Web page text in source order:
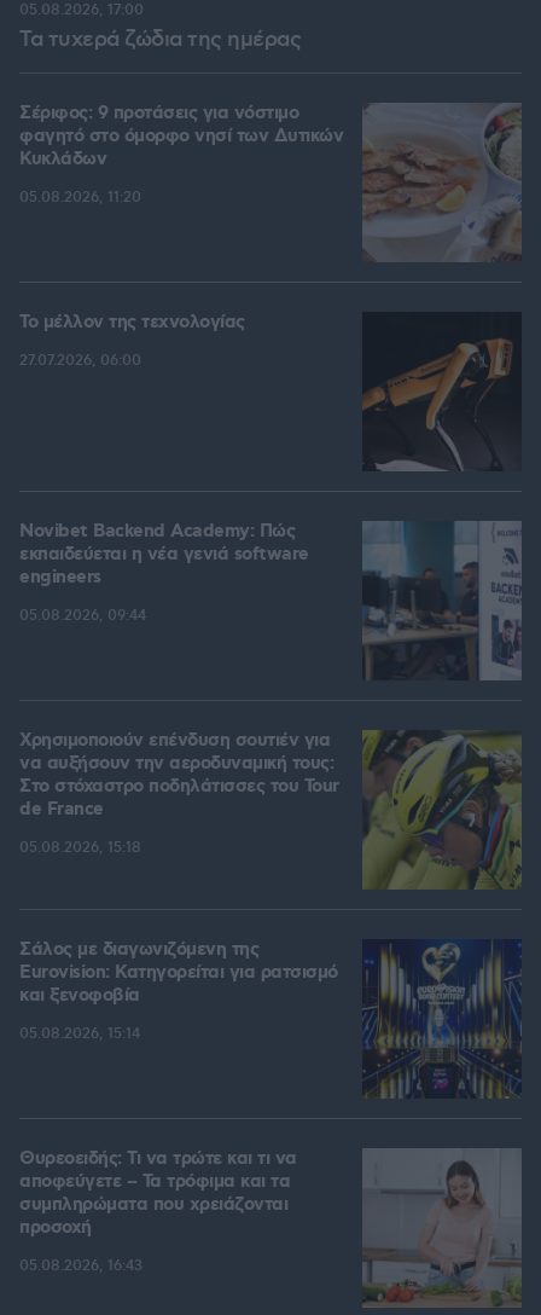
Τα τυχερά ζώδια της ημέρας
05.08.2026, 17:00
Σέριφος: 9 προτάσεις για νόστιμο
φαγητό στο όμορφο νησί των Δυτικών
Κυκλάδων
05.08.2026, 11:20
Το μέλλον της τεχνολογίας
27.07.2026, 06:00
Novibet Backend Academy: Πώς
εκπαιδεύεται η νέα γενιά software
engineers
05.08.2026, 09:44
Χρησιμοποιούν επένδυση σουτιέν για
να αυξήσουν την αεροδυναμική τους:
Στο στόχαστρο ποδηλάτισσες του Tour
de France
05.08.2026, 15:18
Σάλος με διαγωνιζόμενη της
Eurovision: Κατηγορείται για ρατσισμό
και ξενοφοβία
05.08.2026, 15:14
Θυρεοειδής: Τι να τρώτε και τι να
αποφεύγετε – Τα τρόφιμα και τα
συμπληρώματα που χρειάζονται
προσοχή
05.08.2026, 16:43